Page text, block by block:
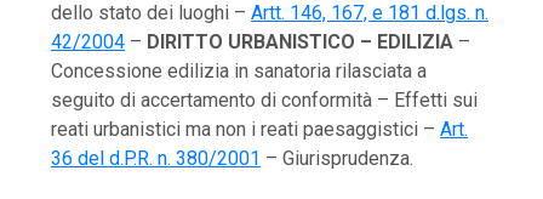
dello stato dei luoghi –Artt. 146, 167, e 181 d.lgs. n.
42/2004 – DIRITTO URBANISTICO – EDILIZIA –
Concessione edilizia in sanatoria rilasciata a
seguito di accertamento di conformità – Effetti sui
reati urbanistici ma non i reati paesaggistici –Art.
36 del d.P.R. n. 380/2001 – Giurisprudenza.